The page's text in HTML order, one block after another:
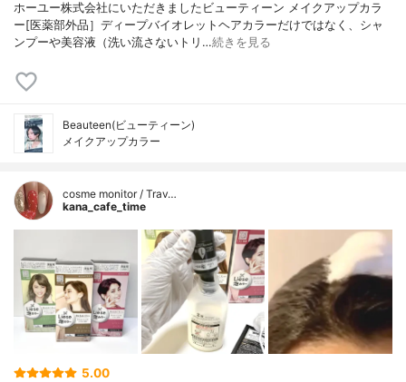
ホーユー株式会社にいただきましたビューティーン メイクアップカラ
ー[医薬部外品］ディープバイオレットヘアカラーだけではなく、シャ
ンプーや美容液（洗い流さないトリ…続きを見る
Beauteen(ビューティーン)
メイクアップカラー
cosme monitor / Trav…
kana_cafe_time
5.00